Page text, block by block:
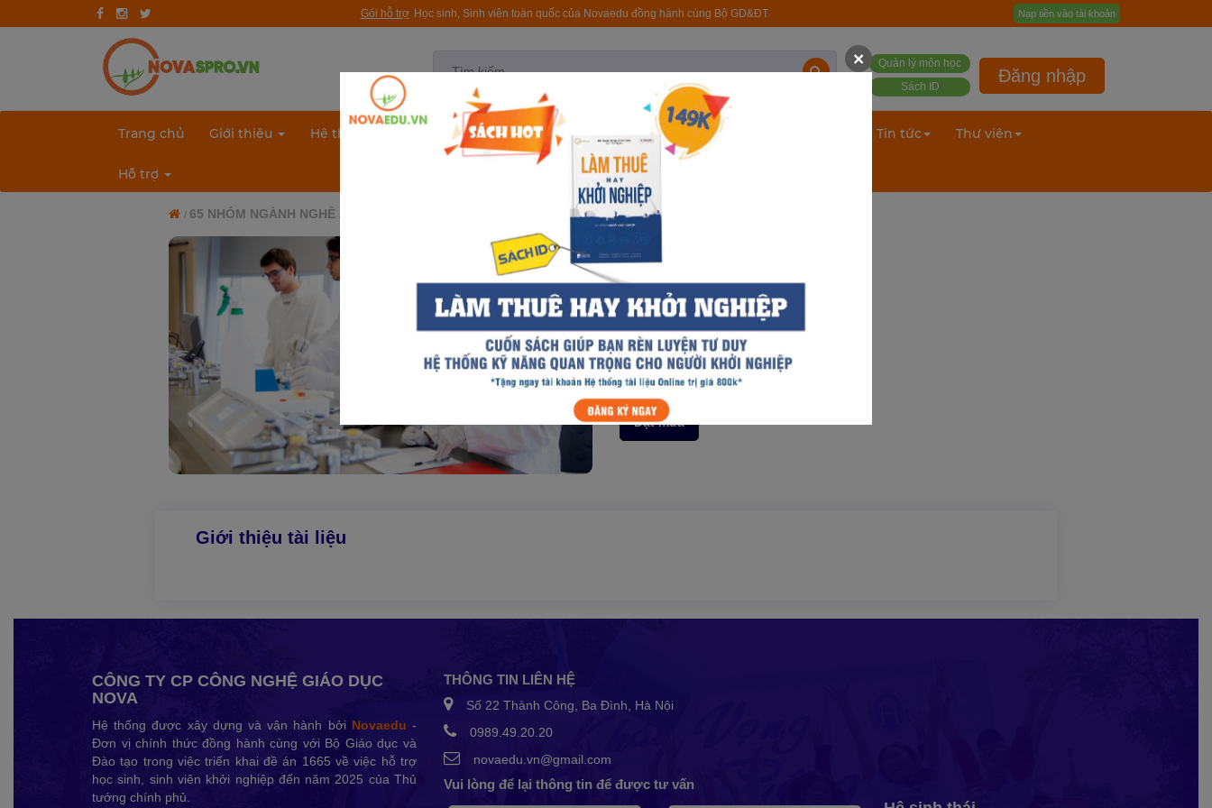
Trang chủ
Giới thiệu
Quy trình hướng nghiệp
Gương sáng học sinh - người nổi tiếng
Xu hướng ngành nghề
Gói hỗ trợ Học sinh, Sinh viên toàn quốc của Novaedu đồng hành cùng Bộ GD&ĐT Nạp tiền vào tài khoản
Quản lý môn học
Sách ID
Đăng nhập
Trang chủ Giới thiệu Hệ thống bài test Quy trình NovaSpro Tài liệu Khóa học Tin tức Thư viện
Hỗ trợ
65 NHÓM NGÀNH NGHỀ MÔ TẢ NGHỀ KỸ SƯ HÓA HỌC
Mô tả nghề Kỹ sư hóa học
Đang cập nhật
20,000 VND
Đặt mua
Giới thiệu tài liệu
CÔNG TY CP CÔNG NGHỆ GIÁO DỤC
NOVA
Hệ thống được xây dựng và vận hành bởi Novaedu -
Đơn vị chính thức đồng hành cùng với Bộ Giáo dục và
Đào tạo trong việc triển khai đề án 1665 về việc hỗ trợ
học sinh, sinh viên khởi nghiệp đến năm 2025 của Thủ
tướng chính phủ.
THÔNG TIN LIÊN HỆ
Số 22 Thành Công, Ba Đình, Hà Nội
0989.49.20.20
novaedu.vn@gmail.com
Vui lòng để lại thông tin để được tư vấn
×